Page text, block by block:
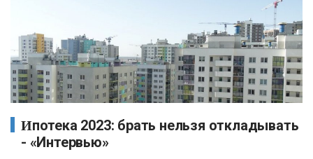
Ипотека 2023: брать нельзя откладывать
- «Интервью»